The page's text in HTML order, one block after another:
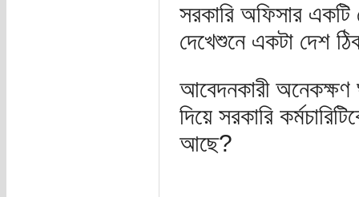
সরকারি অফিসার
দেখেশুনে একটা দেশ
আবেদনকারী অনেকক্ষণ
দিয়ে সরকারি
আছে?